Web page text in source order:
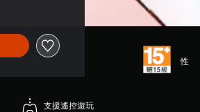
性
支援遙控遊玩